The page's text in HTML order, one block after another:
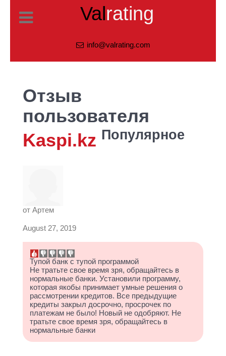
Valrating
info@valrating.com
Отзыв
пользователя
Kaspi.kz Популярное
от Артем
August 27, 2019
Тупой банк с тупой программой
Не тратьте свое время зря, обращайтесь в
нормальные банки. Установили программу,
которая якобы принимает умные решения о
рассмотрении кредитов. Все предыдущие
кредиты закрыл досрочно, просрочек по
платежам не было! Новый не одобряют. Не
тратьте свое время зря, обращайтесь в
нормальные банки